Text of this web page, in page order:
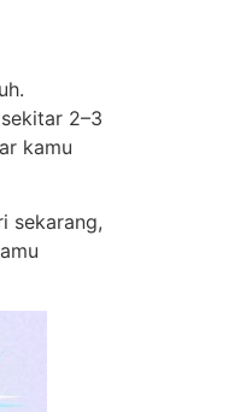
2–3
kamu
sekarang,